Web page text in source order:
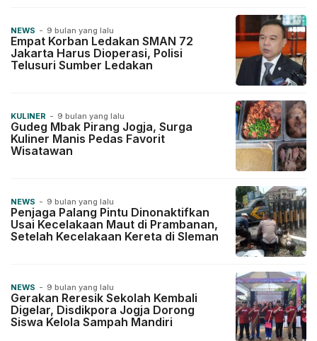
NEWS - 9 bulan yang lalu
Empat Korban Ledakan SMAN 72
Jakarta Harus Dioperasi, Polisi
Telusuri Sumber Ledakan
KULINER - 9 bulan yang lalu
Gudeg Mbak Pirang Jogja, Surga
Kuliner Manis Pedas Favorit
Wisatawan
NEWS - 9 bulan yang lalu
Penjaga Palang Pintu Dinonaktifkan
Usai Kecelakaan Maut di Prambanan,
Setelah Kecelakaan Kereta di Sleman
NEWS - 9 bulan yang lalu
Gerakan Reresik Sekolah Kembali
Digelar, Disdikpora Jogja Dorong
Siswa Kelola Sampah Mandiri